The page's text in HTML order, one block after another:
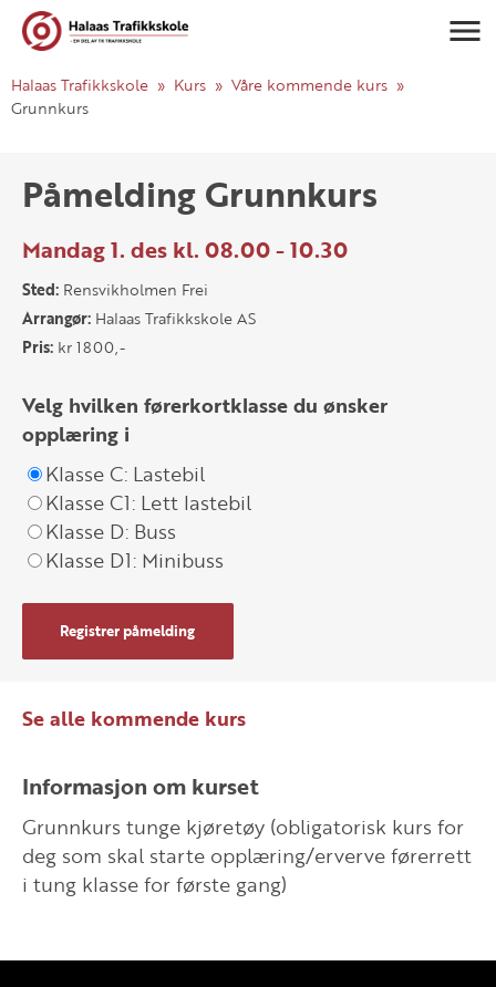
Halaas Trafikkskole Kurs
Våre kommende kurs
Grunnkurs
Påmelding Grunnkurs
Mandag 1. des kl. 08.00 - 10.30
Sted: Rensvikholmen Frei
Arrangør: Halaas Trafikkskole AS
Pris: kr 1800,-
Velg hvilken førerkortklasse du ønsker
opplæring i
Klasse C: Lastebil
Klasse C1: Lett lastebil
Klasse D: Buss
Klasse D1: Minibuss
Registrer påmelding
Se alle kommende kurs
Informasjon om kurset
Grunnkurs tunge kjøretøy (obligatorisk kurs for
deg som skal starte opplæring/erverve førerrett
i tung klasse for første gang)